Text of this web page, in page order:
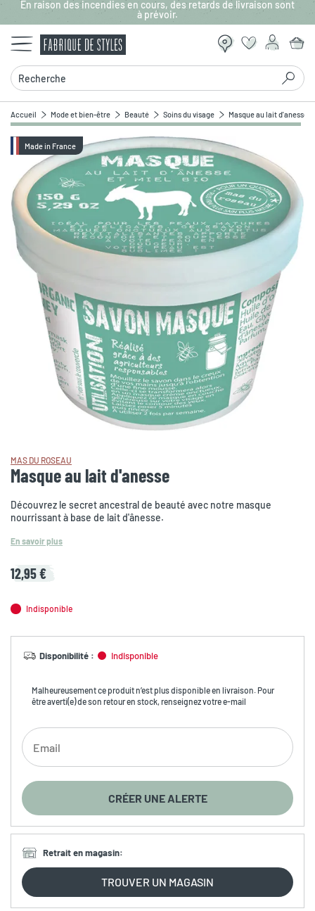
Aller au contenu principal
En raison des incendies en cours, des retards de livraison sont
à prévoir.
Recherche
Accueil Mode et bien-être Beauté Soins du visage Masque au lait d'anesse
Made in France
Zoomer sur l'image
MAS DU ROSEAU
Masque au lait d'anesse
Découvrez le secret ancestral de beauté avec notre masque
nourrissant à base de lait d'ânesse.
En savoir plus
12,95 €
Indisponible
Disponibilité : Indisponible
Malheureusement ce produit n’est plus disponible en livraison. Pour
être averti(e) de son retour en stock, renseignez votre e-mail
CRÉER UNE ALERTE
Retrait en magasin:
TROUVER UN MAGASIN